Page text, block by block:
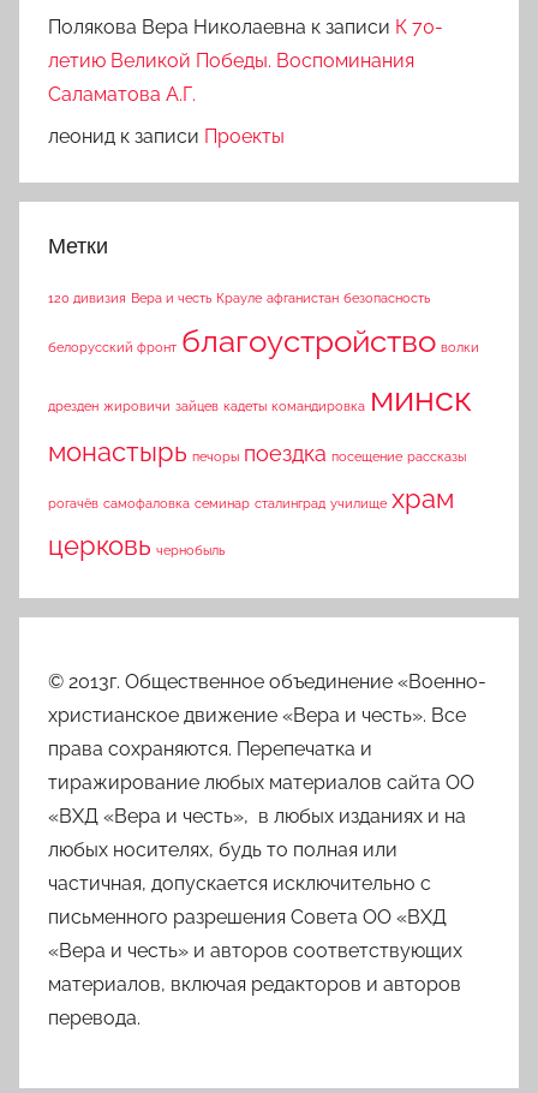
Полякова Вера Николаевна к записи К 70-
летию Великой Победы. Воспоминания
Саламатова А.Г.
леонид к записи Проекты
Метки
120 дивизия Вера и честь Крауле афганистан безопасность
белорусский фронт благоустройство волки
дрезден жировичи зайцев кадеты командировка минск
монастырь печоры поездка посещение рассказы
рогачёв самофаловка семинар сталинград училище храм
церковь чернобыль
© 2013г. Общественное объединение «Военно-
христианское движение «Вера и честь». Все
права сохраняются. Перепечатка и
тиражирование любых материалов сайта ОО
«ВХД «Вера и честь», в любых изданиях и на
любых носителях, будь то полная или
частичная, допускается исключительно с
письменного разрешения Совета ОО «ВХД
«Вера и честь» и авторов соответствующих
материалов, включая редакторов и авторов
перевода.